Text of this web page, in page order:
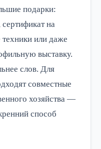
подарки:
на
или даже
выставку.
слов. Для
совместные
хозяйства —
способ